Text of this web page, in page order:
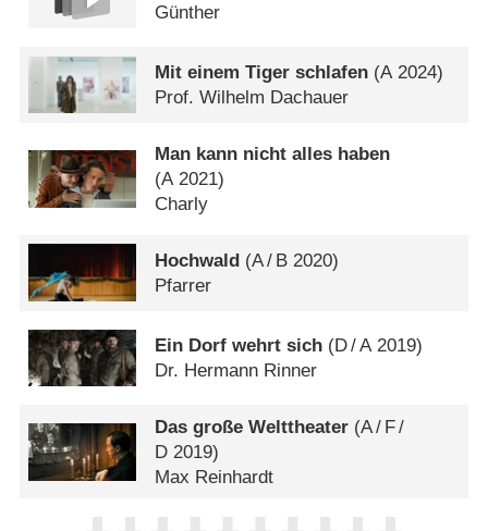
Günther
Mit einem Tiger schlafen (A2024)
Prof. Wilhelm Dachauer
Man kann nicht alles haben
(A2021)
Charly
Hochwald (A/ B 2020)
Pfarrer
Ein Dorf wehrt sich (D/A2019)
Dr. Hermann Rinner
Das große Welttheater (A/ F/
D 2019)
Max Reinhardt